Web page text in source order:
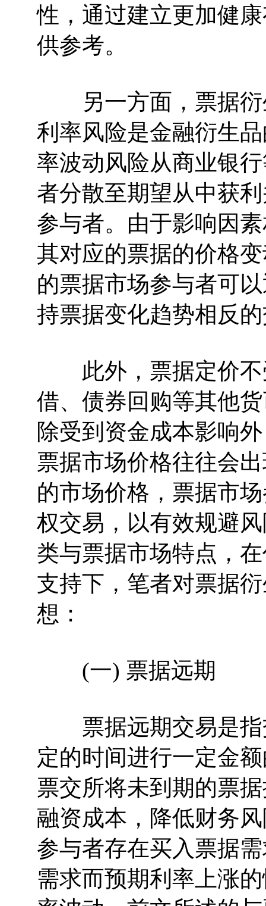
性，通过建立更加健
供参考。
另一方面，票据衍
利率风险是金融衍生
率波动风险从商业银
者分散至期望从中获
参与者。由于影响因
其对应的票据的价格
的票据市场参与者可
持票据变化趋势相反
此外，票据定价不
借、债券回购等其他
除受到资金成本影响
票据市场价格往往会
的市场价格，票据市
权交易，以有效规避
类与票据市场特点，
支持下，笔者对票据
想：
(一) 票据远期
票据远期交易是指
定的时间进行一定金
票交所将未到期的票
融资成本，降低财务
参与者存在买入票据
需求而预期利率上涨